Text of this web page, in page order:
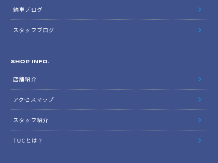
納車ブログ
スタッフブログ
SHOP INFO.
店舗紹介
アクセスマップ
スタッフ紹介
TUCとは？